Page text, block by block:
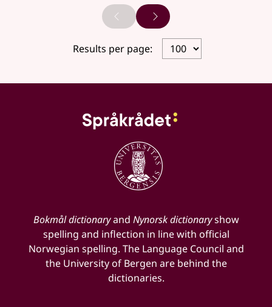
Previous page
Next page
Results per page:
Bokmål dictionaryand Nynorsk dictionaryshow
spelling and inflection in line with official
Norwegian spelling. The Language Council and
the University of Bergen are behind the
dictionaries.